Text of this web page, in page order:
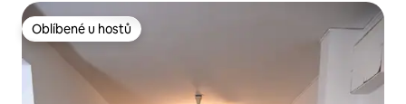
Oblíbené u hostů
Oblíbené u hostů